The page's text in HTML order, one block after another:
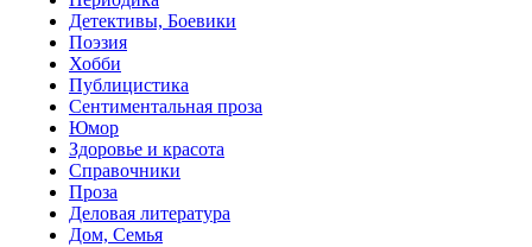
Детективы, Боевики
Поэзия
Хобби
Публицистика
Сентиментальная проза
Юмор
Здоровье и красота
Справочники
Проза
Деловая литература
Дом, Семья